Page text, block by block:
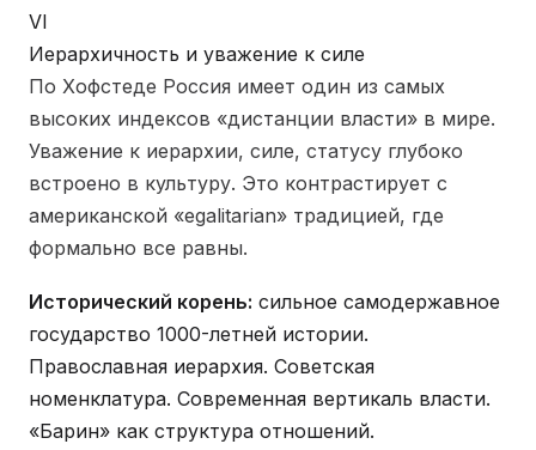
VI
Иерархичность и уважение к силе
По Хофстеде Россия имеет один из самых
высоких индексов «дистанции власти» в мире.
Уважение к иерархии, силе, статусу глубоко
встроено в культуру. Это контрастирует с
американской «egalitarian» традицией, где
формально все равны.
Исторический корень: сильное самодержавное
государство 1000-летней истории.
Православная иерархия. Советская
номенклатура. Современная вертикаль власти.
«Барин» как структура отношений.